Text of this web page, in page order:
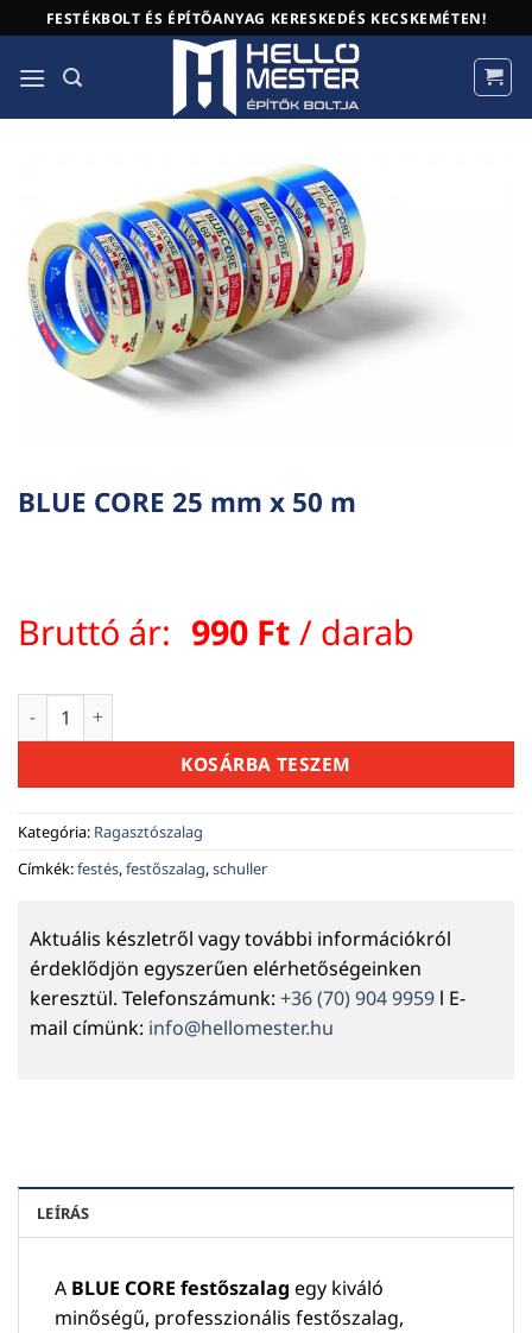
to
content
FESTÉKBOLT ÉS ÉPÍTŐANYAG KERESKEDÉS KECSKEMÉTEN!
BLUE CORE 25 mm x 50 m
Bruttó ár: 990 Ft / darab
BLUE CORE 25 mm x 50 m mennyiség
KOSÁRBA TESZEM
Kategória: Ragasztószalag
Címkék:festés,festőszalag,schuller
Aktuális készletről vagy további információkról
érdeklődjön egyszerűen elérhetőségeinken
keresztül. Telefonszámunk: +36 (70) 904 9959 l E-
mail címünk: info@hellomester.hu
LEÍRÁS
A BLUE CORE festőszalag egy kiváló
minőségű, professzionális festőszalag,